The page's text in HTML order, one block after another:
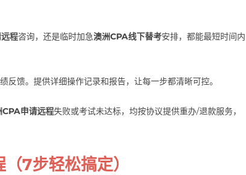
程咨询，还是临时加急澳洲CPA线下替考安排，都能最短时间内
馈。提供详细操作记录和报告，让每一步都清晰可控。
CPA申请远程失败或考试未达标，均按协议提供重办/退款服务，
7步轻松搞定）